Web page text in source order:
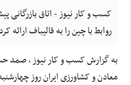
روابط با چین را به قالیباف ارائه
به گزارش کسب و کار نیوز ، صمد